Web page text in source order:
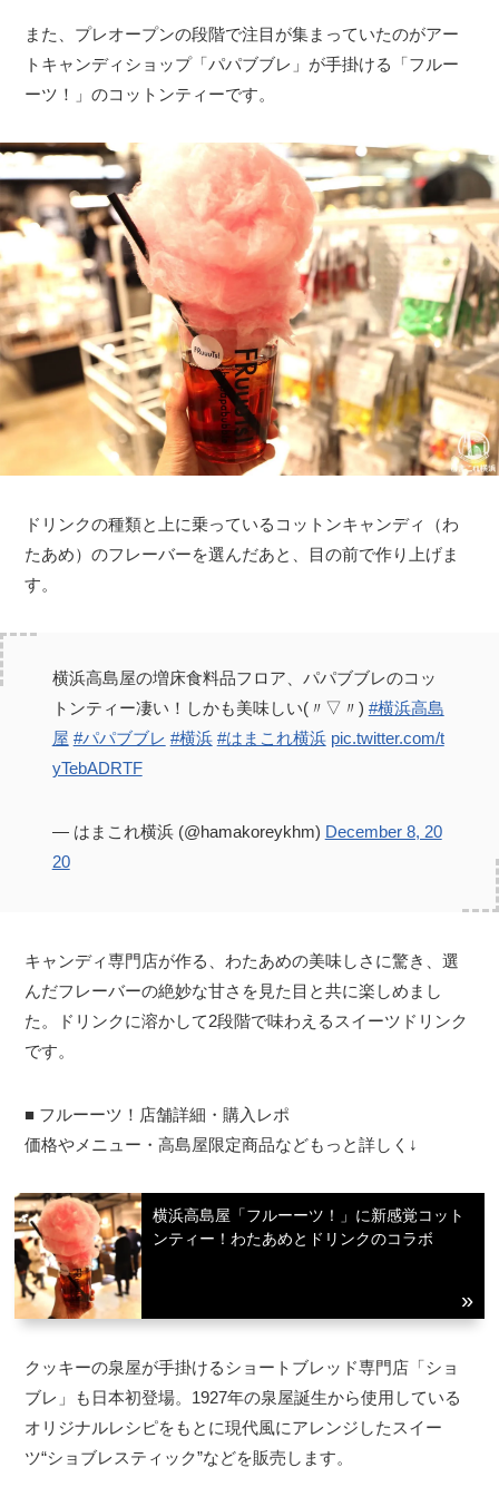
また、プレオープンの段階で注目が集まっていたのがアー
トキャンディショップ「パパブブレ」が手掛ける「フルー
ーツ！」のコットンティーです。
ドリンクの種類と上に乗っているコットンキャンディ（わ
たあめ）のフレーバーを選んだあと、目の前で作り上げま
す。
横浜高島屋の増床食料品フロア、パパブブレのコッ
トンティー凄い！しかも美味しい(〃▽〃) #横浜高島
屋 #パパブブレ #横浜 #はまこれ横浜 pic.twitter.com/t
yTebADRTF
— はまこれ横浜 (@hamakoreykhm) December 8, 20
20
キャンディ専門店が作る、わたあめの美味しさに驚き、選
んだフレーバーの絶妙な甘さを見た目と共に楽しめまし
た。ドリンクに溶かして2段階で味わえるスイーツドリンク
です。
■ フルーーツ！店舗詳細・購入レポ
価格やメニュー・高島屋限定商品などもっと詳しく↓
横浜高島屋「フルーーツ！」に新感覚コット
ンティー！わたあめとドリンクのコラボ
クッキーの泉屋が手掛けるショートブレッド専門店「ショ
ブレ」も日本初登場。1927年の泉屋誕生から使用している
オリジナルレシピをもとに現代風にアレンジしたスイー
ツ“ショブレスティック”などを販売します。